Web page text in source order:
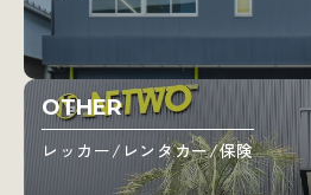
OTHER
レッカー/レンタカー/保険